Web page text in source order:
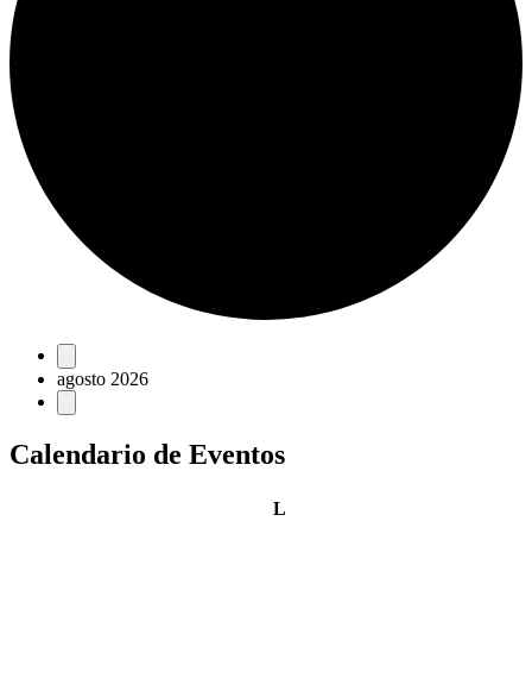
Eventos
agosto 2026
Calendario de Eventos
Llunes